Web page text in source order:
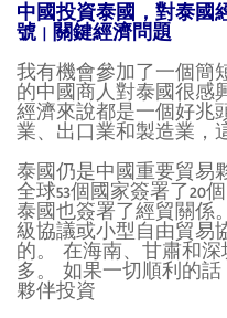
中國投資泰國，對泰國
號 | 關鍵經濟問題
我有機會參加了一個簡
的中國商人對泰國很感
經濟來說都是一個好兆
業、出口業和製造業，
泰國仍是中國重要貿易
全球53個國家簽署了20
泰國也簽署了經貿關係
級協議或小型自由貿易
的。 在海南、甘肅和
多。 如果一切順利的
夥伴投資